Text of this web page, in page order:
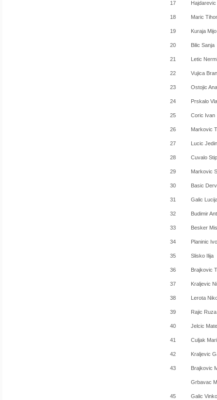
17
18 Maric
19 Kuraja Mijo
20 Bilic Sanja
21 Letic
22 Vujica
23 Ostojic
24 Prskalo
25 Coric Ivan
26 Markovic
27 Lucic
28 Cuvalo
29 Markovic
30 Basic
31 Galic
32 Budimir
33 Besker
34 Planinic
35 Slisko Ilija
36 Brajkovic
37 Kraljevic
38 Lerota
39 Rajic Ruza
40 Jelcic
41 Culjak
42 Kraljevic
43 Brajkovic
Grbavac
45 Galic